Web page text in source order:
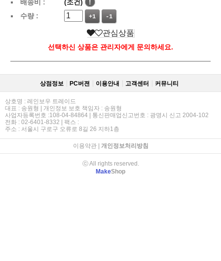
배송비 :
(조건)
!
수량 :
+1 -1
관심상품
선택하신 상품은 관리자에게 문의하세요.
상점정보 PC버젼 이용안내 고객센터 커뮤니티
상호명 : 레인보우 트레이드
대표 : 송원형 | 개인정보 보호 책임자 : 송원형
사업자등록번호 :108-04-84864 | 통신판매업신고번호 : 광명시 신고 2004-102
전화 : 02-6401-8332 | 팩스 :
주소 : 서울시 구로구 오류로 8길 26 지하1층
이용약관| 개인정보처리방침
ⓒ All rights reserved.
MakeShop